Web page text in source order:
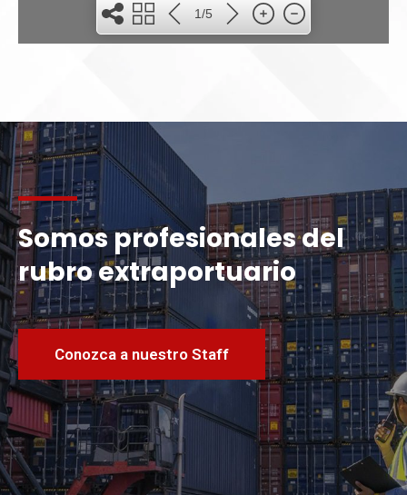
1/5
Somos profesionales del
rubro extraportuario
Conozca a nuestro Staff